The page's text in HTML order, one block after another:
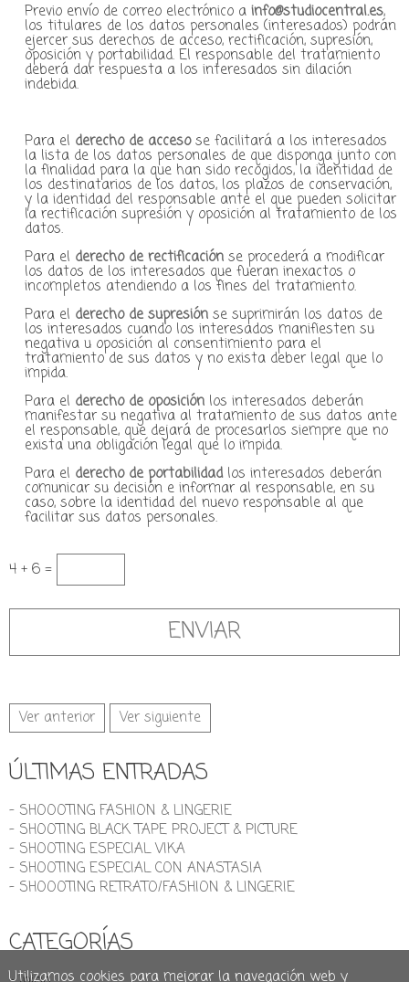
Previo envío de correo electrónico a info@studiocentral.es,
los titulares de los datos personales (interesados) podrán
ejercer sus derechos de acceso, rectificación, supresión,
oposición y portabilidad. El responsable del tratamiento
deberá dar respuesta a los interesados sin dilación
indebida.
Para el derecho de accesose facilitará a los interesados
la lista de los datos personales de que disponga junto con
la finalidad para la que han sido recogidos, la identidad de
los destinatarios de los datos, los plazos de conservación,
y la identidad del responsable ante el que pueden solicitar
la rectificación supresión y oposición al tratamiento de los
datos.
Para el derecho de rectificaciónse procederá a modificar
los datos de los interesados que fueran inexactos o
incompletos atendiendo a los fines del tratamiento.
Para el derecho de supresiónse suprimirán los datos de
los interesados cuando los interesados manifiesten su
negativa u oposición al consentimiento para el
tratamiento de sus datos y no exista deber legal que lo
impida.
Para el derecho de oposiciónlos interesados deberán
manifestar su negativa al tratamiento de sus datos ante
el responsable, que dejará de procesarlos siempre que no
exista una obligación legal que lo impida.
Para el derecho de portabilidadlos interesados deberán
comunicar su decisión e informar al responsable, en su
caso, sobre la identidad del nuevo responsable al que
facilitar sus datos personales.
4 + 6 =
Ver anterior Ver siguiente
ÚLTIMAS ENTRADAS
- SHOOOTING FASHION & LINGERIE
- SHOOTING BLACK TAPE PROJECT & PICTURE
- SHOOTING ESPECIAL VIKA
- SHOOTING ESPECIAL CON ANASTASIA
- SHOOOTING RETRATO/FASHION & LINGERIE
CATEGORÍAS
Utilizamos cookies para mejorar la navegación web y